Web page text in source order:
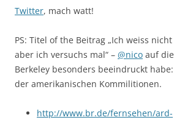
Twitter, mach watt!
PS: Titel of the Beitrag „Ich weiss
aber ich versuchs mal“ – @nico auf
Berkeley besonders beeindruckt
der amerikanischen Kommilitionen.
http://www.br.de/fernsehen/ard-